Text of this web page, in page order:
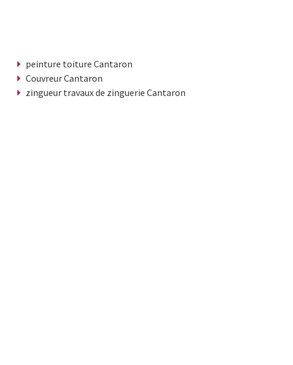
peinture toiture Cantaron
Couvreur Cantaron
zingueur travaux de zinguerie Cantaron